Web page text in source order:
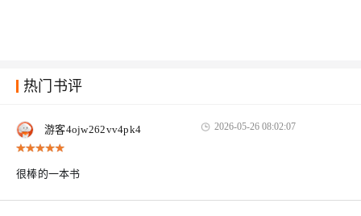
热门书评
游客4ojw262vv4pk4 2026-05-26 08:02:07
很棒的一本书